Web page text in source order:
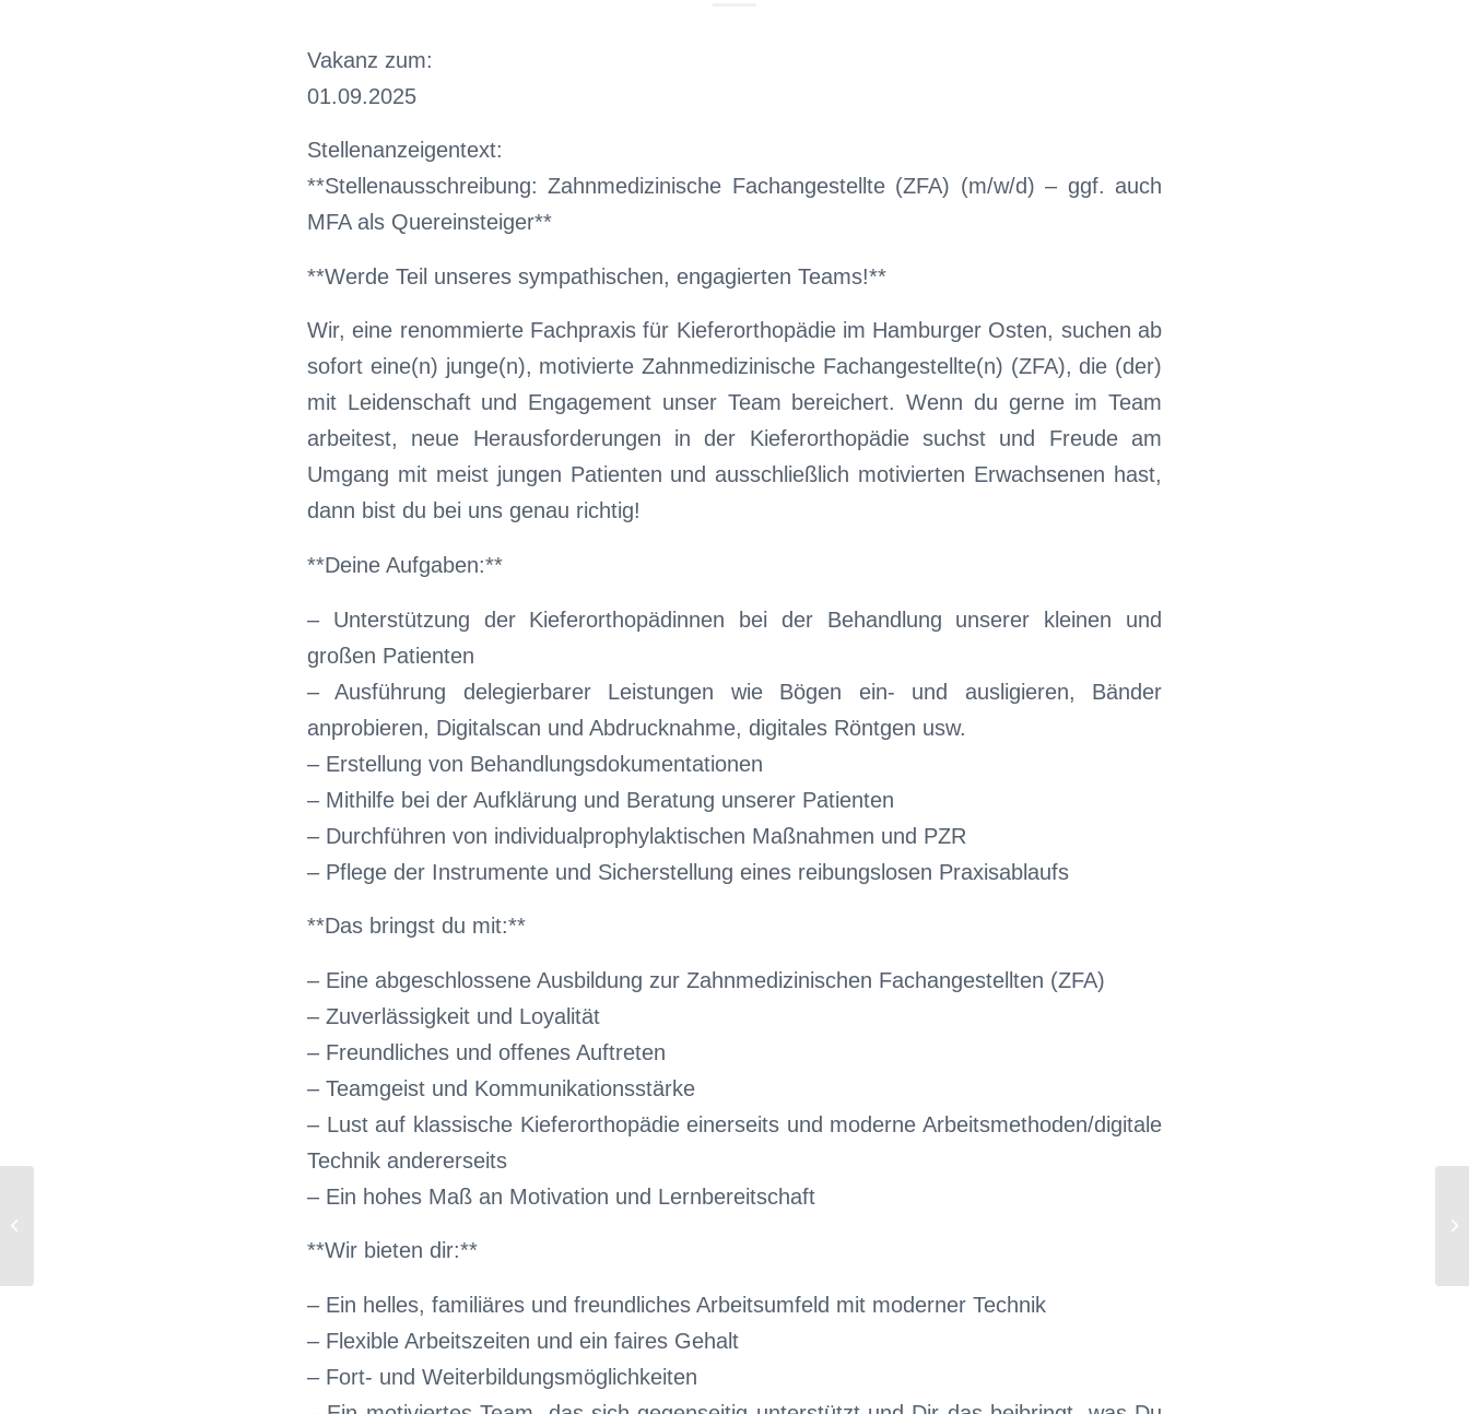
Vakanz zum:
01.09.2025
Stellenanzeigentext:
**Stellenausschreibung: Zahnmedizinische Fachangestellte (ZFA) (m/w/d) – ggf. auch
MFA als Quereinsteiger**
**Werde Teil unseres sympathischen, engagierten Teams!**
Wir, eine renommierte Fachpraxis für Kieferorthopädie im Hamburger Osten, suchen ab
sofort eine(n) junge(n), motivierte Zahnmedizinische Fachangestellte(n) (ZFA), die (der)
mit Leidenschaft und Engagement unser Team bereichert. Wenn du gerne im Team
arbeitest, neue Herausforderungen in der Kieferorthopädie suchst und Freude am
Umgang mit meist jungen Patienten und ausschließlich motivierten Erwachsenen hast,
dann bist du bei uns genau richtig!
**Deine Aufgaben:**
– Unterstützung der Kieferorthopädinnen bei der Behandlung unserer kleinen und
großen Patienten
– Ausführung delegierbarer Leistungen wie Bögen ein- und ausligieren, Bänder
anprobieren, Digitalscan und Abdrucknahme, digitales Röntgen usw.
– Erstellung von Behandlungsdokumentationen
– Mithilfe bei der Aufklärung und Beratung unserer Patienten
– Durchführen von individualprophylaktischen Maßnahmen und PZR
– Pflege der Instrumente und Sicherstellung eines reibungslosen Praxisablaufs
**Das bringst du mit:**
– Eine abgeschlossene Ausbildung zur Zahnmedizinischen Fachangestellten (ZFA)
– Zuverlässigkeit und Loyalität
– Freundliches und offenes Auftreten
– Teamgeist und Kommunikationsstärke
– Lust auf klassische Kieferorthopädie einerseits und moderne Arbeitsmethoden/digitale
Technik andererseits
– Ein hohes Maß an Motivation und Lernbereitschaft
**Wir bieten dir:**
– Ein helles, familiäres und freundliches Arbeitsumfeld mit moderner Technik
– Flexible Arbeitszeiten und ein faires Gehalt
– Fort- und Weiterbildungsmöglichkeiten